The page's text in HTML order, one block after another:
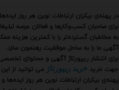
در پهنه‌ی بیکران ارتباطات نوین هر روز
برای صاحبان کسب‌وکارها و فعالان عرصه
به مخاطبان گسترده‌تر را با کمترین هزینه
آگهی ما را به ساحل موفقیت رهنمون سازد.
برای انتشار ریپورتاژ آگهی و محتوای
جهت خرید خرید ریپورتاژ می توانید از
پهنه‌ی بیکران ارتباطات نوین هر روز